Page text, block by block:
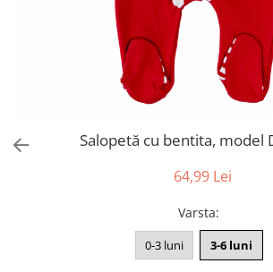
Salopetă cu bentita, model
64,99 Lei
Varsta:
0-3 luni 3-6 luni